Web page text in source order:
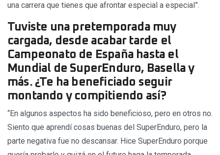
una carrera que tienes que afrontar especial a especial”.
Tuviste una pretemporada muy
cargada, desde acabar tarde el
Campeonato de España hasta el
Mundial de SuperEnduro, Basella y
más. ¿Te ha beneficiado seguir
montando y compitiendo así?
“En algunos aspectos ha sido beneficioso, pero en otros no.
Siento que aprendí cosas buenas del SuperEnduro, pero la
parte negativa fue no descansar. Hice SuperEnduro porque